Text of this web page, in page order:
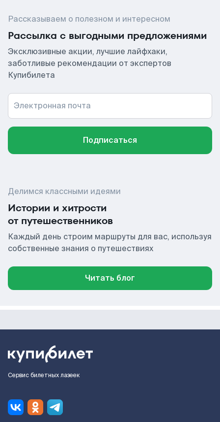
Рассказываем о полезном и интересном
Рассылка с выгодными предложениями
Эксклюзивные акции, лучшие лайфхаки,
заботливые рекомендации от экспертов
Купибилета
Электронная почта
Подписаться
Делимся классными идеями
Истории и хитрости
от путешественников
Каждый день строим маршруты для вас, используя
собственные знания о путешествиях
Читать блог
Сервис билетных лазеек